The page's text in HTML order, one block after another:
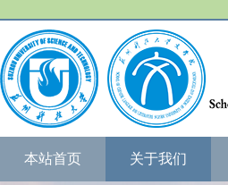
本站首页 关于我们